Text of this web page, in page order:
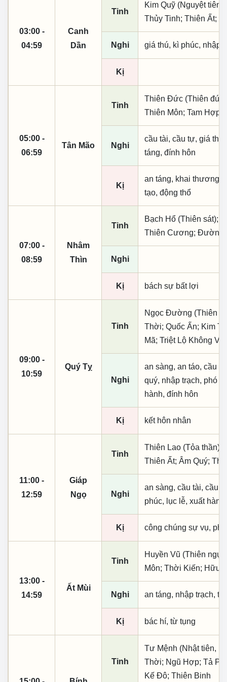
03:00 -
04:59
Canh
Dần
Tinh
Kim Quỹ (Nguyệt
Thủy Tinh; Thiên Ất;
Nghi giá thú, kì phúc, nhập
Kị
05:00 -
06:59
Tân Mão
Tinh
Thiên Đức (Thiên
Thiên Môn; Tam Hợp;
Nghi
cầu tài, cầu tự, giá
táng, đính hôn
Kị
an táng, khai thương
tạo, động thổ
07:00 -
08:59
Nhâm
Thìn
Tinh
Bạch Hổ (Thiên sát);
Thiên Cương; Đường
Nghi
Kị bách sự bất lợi
09:00 -
10:59
Quý Tỵ
Tinh
Ngọc Đường (Thiên
Thời; Quốc Ấn; Kim
Mã; Triệt Lộ Không
Nghi
an sàng, an táo, cầu
quý, nhập trạch, phó
hành, đính hôn
Kị kết hôn nhân
11:00 -
12:59
Giáp
Ngọ
Tinh
Thiên Lao (Tỏa thần);
Thiên Ất; Âm Quý;
Nghi
an sàng, cầu tài, cầu
phúc, lục lễ, xuất
Kị công chúng sự vụ,
13:00 -
14:59
Ất Mùi
Tinh
Huyền Vũ (Thiên
Môn; Thời Kiến; Hữu
Nghi an táng, nhập trạch,
Kị bác hí, từ tụng
Tinh
Tư Mệnh (Nhật tiên,
Thời; Ngũ Hợp; Tả
Kế Đô; Thiên Binh